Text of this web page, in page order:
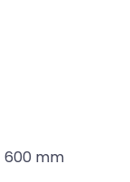
600 mm